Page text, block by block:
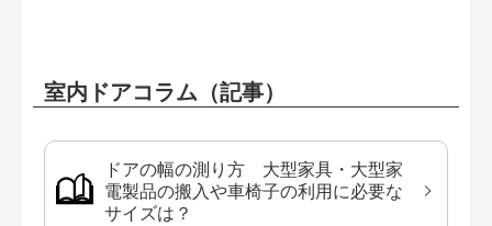
室内ドアコラム（記事）
ドアの幅の測り方 大型家具・大型家
電製品の搬入や車椅子の利用に必要な
サイズは？